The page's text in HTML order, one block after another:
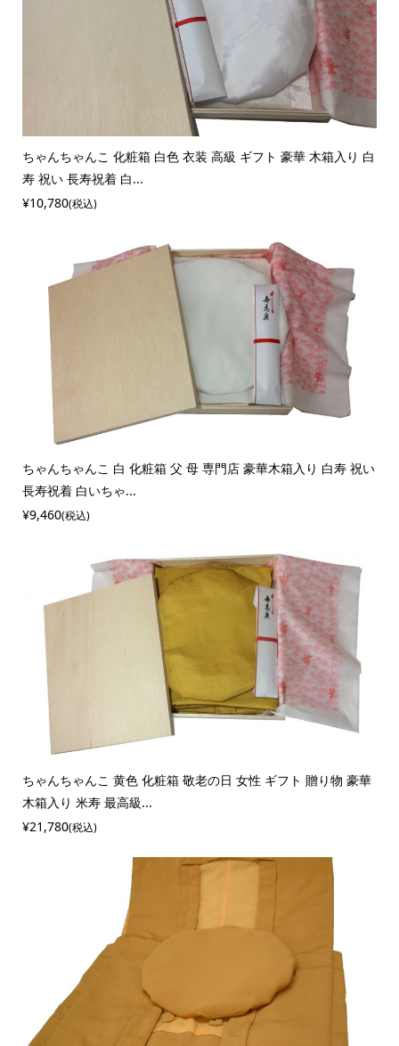
ちゃんちゃんこ 化粧箱 白色 衣装 高級 ギフト 豪華 木箱入り 白
寿 祝い 長寿祝着 白...
¥10,780(税込)
ちゃんちゃんこ 白 化粧箱 父 母 専門店 豪華木箱入り 白寿 祝い
長寿祝着 白いちゃ...
¥9,460(税込)
ちゃんちゃんこ 黄色 化粧箱 敬老の日 女性 ギフト 贈り物 豪華
木箱入り 米寿 最高級...
¥21,780(税込)